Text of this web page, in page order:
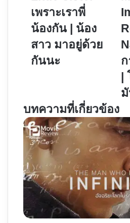
Our
Little
Sister
เพราะ
เรา
พี่
|
น้อง
สาว
มา
อยู่
ด้วย
กัน
นะ
เพราะเราพี่
น้องกัน | น้อง
สาว มาอยู่ด้วย
กันนะ
5
ป
รัฐ
|
โค
ย
แ
มั
|
บทความที่เกี่ยวข้อง